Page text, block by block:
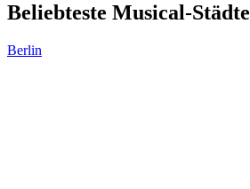
Beliebteste Musical-Städte
Berlin